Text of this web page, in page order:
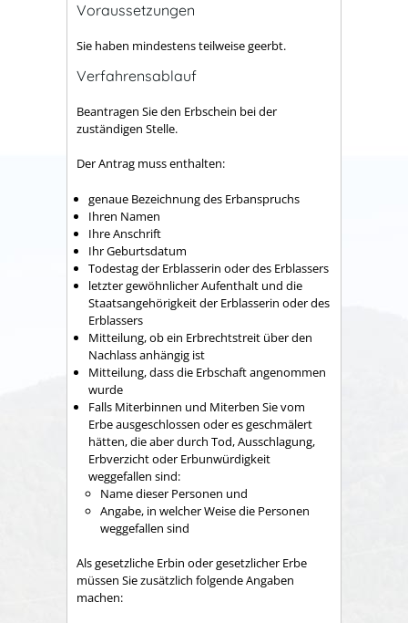
Voraussetzungen
Sie haben mindestens teilweise geerbt.
Verfahrensablauf
Beantragen Sie den Erbschein bei der
zuständigen Stelle.
Der Antrag muss enthalten:
genaue Bezeichnung des Erbanspruchs
Ihren Namen
Ihre Anschrift
Ihr Geburtsdatum
Todestag der Erblasserin oder des Erblassers
letzter gewöhnlicher Aufenthalt und die
Staatsangehörigkeit der Erblasserin oder des
Erblassers
Mitteilung, ob ein Erbrechtstreit über den
Nachlass anhängig ist
Mitteilung, dass die Erbschaft angenommen
wurde
Falls Miterbinnen und Miterben Sie vom
Erbe ausgeschlossen oder es geschmälert
hätten, die aber durch Tod, Ausschlagung,
Erbverzicht oder Erbunwürdigkeit
weggefallen sind:
Name dieser Personen und
Angabe, in welcher Weise die Personen
weggefallen sind
Als gesetzliche Erbin oder gesetzlicher Erbe
müssen Sie zusätzlich folgende Angaben
machen: